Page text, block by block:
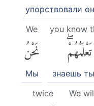
упорствовали
you know
تَعْلَمُهُمْۖ
знаешь
We
نَحْنُ
Мы
We
twice